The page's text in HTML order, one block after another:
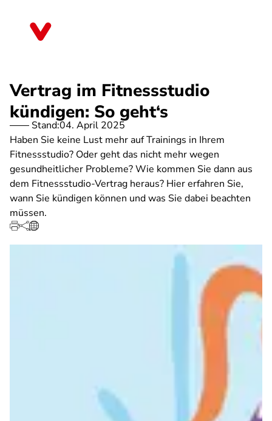
Vertrag im Fitnessstudio
kündigen: So geht‘s
Stand:04. April 2025
Haben Sie keine Lust mehr auf Trainings in Ihrem
Fitnessstudio? Oder geht das nicht mehr wegen
gesundheitlicher Probleme? Wie kommen Sie dann aus
dem Fitnessstudio-Vertrag heraus? Hier erfahren Sie,
wann Sie kündigen können und was Sie dabei beachten
müssen.